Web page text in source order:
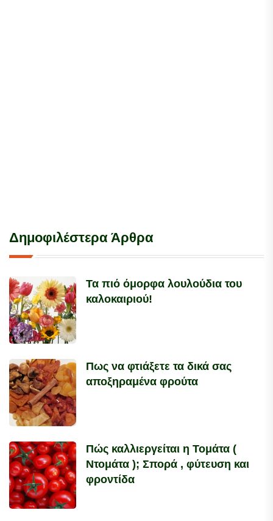
Δημοφιλέστερα Άρθρα
Τα πιό όμορφα λουλούδια του
καλοκαιριού!
Πως να φτιάξετε τα δικά σας
αποξηραμένα φρούτα
Πώς καλλιεργείται η Τομάτα (
Ντομάτα ); Σπορά , φύτευση και
φροντίδα